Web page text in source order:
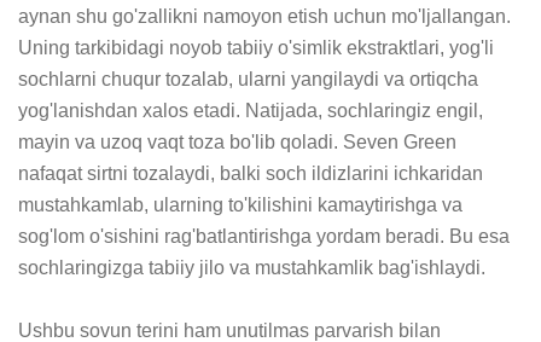
aynan shu go'zallikni namoyon etish uchun mo'ljallangan.
Uning tarkibidagi noyob tabiiy o'simlik ekstraktlari, yog'li
sochlarni chuqur tozalab, ularni yangilaydi va ortiqcha
yog'lanishdan xalos etadi. Natijada, sochlaringiz engil,
mayin va uzoq vaqt toza bo'lib qoladi. Seven Green
nafaqat sirtni tozalaydi, balki soch ildizlarini ichkaridan
mustahkamlab, ularning to'kilishini kamaytirishga va
sog'lom o'sishini rag'batlantirishga yordam beradi. Bu esa
sochlaringizga tabiiy jilo va mustahkamlik bag'ishlaydi.
Ushbu sovun terini ham unutilmas parvarish bilan